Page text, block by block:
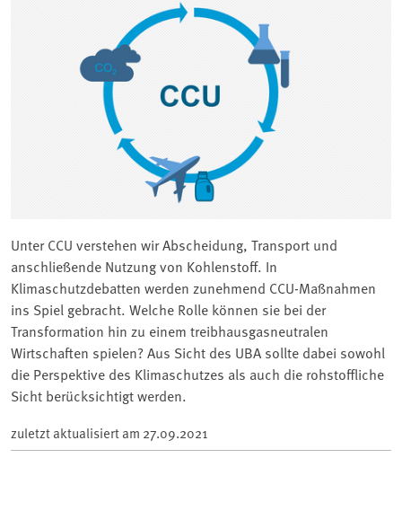
Unter CCU verstehen wir Abscheidung, Transport und
anschließende Nutzung von Kohlenstoff. In
Klimaschutzdebatten werden zunehmend CCU-Maßnahmen
ins Spiel gebracht. Welche Rolle können sie bei der
Transformation hin zu einem treibhausgasneutralen
Wirtschaften spielen? Aus Sicht des UBA sollte dabei sowohl
die Perspektive des Klimaschutzes als auch die rohstoffliche
Sicht berücksichtigt werden.
zuletzt aktualisiert am 27.09.2021